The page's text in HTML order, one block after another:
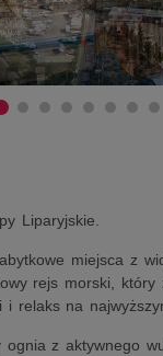
Liparyjskie.
miejsca z
rejs morski,
relaks na
ognia z aktywnego